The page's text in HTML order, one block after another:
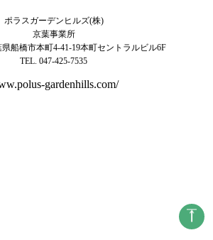
ポラスガーデンヒルズ(株)
京葉事業所
県船橋市本町4-41-19本町セントラルビル6F
TEL. 047-425-7535
gardenhills.com/